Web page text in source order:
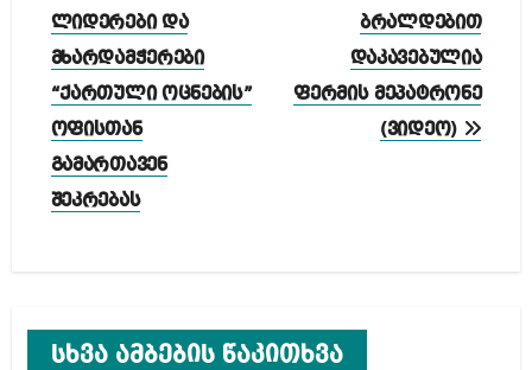
ნავიგაცია
ლიდერები და
მხარდამჭერები
“ქართული ოცნების”
ოფისთან
გამართავენ
შეკრებას
ბრალდებით
დაკავებულია
ფერმის მეპატრონე
(ვიდეო)
სხვა ამბების წაკითხვა